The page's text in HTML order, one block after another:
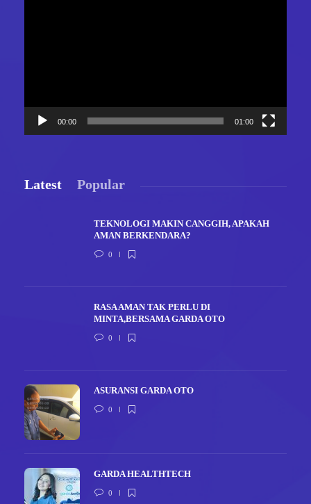
00:00 01:00
Latest Popular
TEKNOLOGI MAKIN CANGGIH, APAKAH
AMAN BERKENDARA?
0
RASA AMAN TAK PERLU DI
MINTA,BERSAMA GARDA OTO
0
ASURANSI GARDA OTO
0
GARDA HEALTHTECH
0